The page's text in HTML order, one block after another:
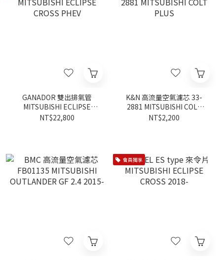
GANADOR 雙出排氣管
MITSUBISHI ECLIPSE
CROSS PHEV
NT$22,800
K&N 高流量空氣濾芯 33-
2881 MITSUBISHI COLT
PLUS
NT$2,200
會員獨享